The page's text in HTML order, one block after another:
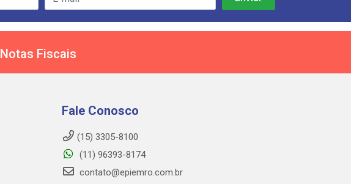
Notas Fiscais
Fale Conosco
(15) 3305-8100
(11) 96393-8174
contato@epiemro.com.br